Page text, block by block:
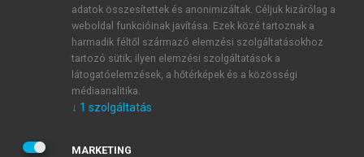
E-MAIL-CÍM
JELSZÓ
adatok összesítettek és anonimizáltak. Céljuk kizárólag a
weboldal funkcióinak javítása. Ezek közé tartoznak a
harmadik féltől származó elemzési szolgáltatásokhoz
tartozó sütik; ilyen elemzési szolgáltatások a
látogatóelemzések, a hőtérképek és a közösségi
médiaanalitika.
↓ 1 szolgáltatás
MARKETING